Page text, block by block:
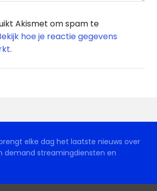
Akismet om spam te
hoe je reactie gegevens
.
elke dag het laatste nieuws over
demand streamingdiensten en